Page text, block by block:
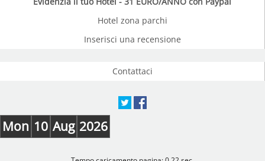
Hotel zona parchi
Inserisci una recensione
Contattaci
Mon 10 Aug 2026